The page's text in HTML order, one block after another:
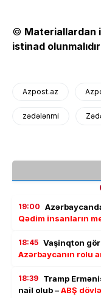
© Materiallardan
istinad olunmalıdır
Azpost.az
zədələnmi
19:00
Qədim insanların
18:45 Vaşinqton
Azərbaycanın rolu
18:39 Tramp
nail olub –ABŞ